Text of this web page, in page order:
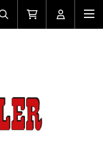
Avaa/sulje
haku
Siirry
ostoskoriin
Avaa/